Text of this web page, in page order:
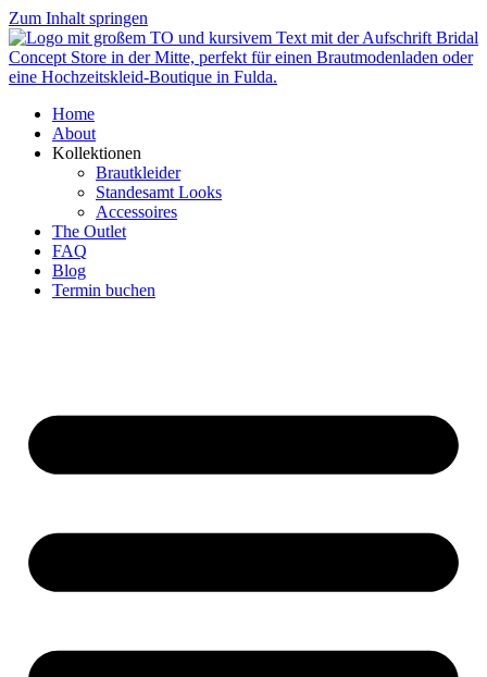
Zum Inhalt springen
Home
About
Kollektionen
Brautkleider
Standesamt Looks
Accessoires
The Outlet
FAQ
Blog
Termin buchen